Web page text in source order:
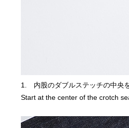
1. 内股のダブルステッチの中央
Start at the center of the crotch